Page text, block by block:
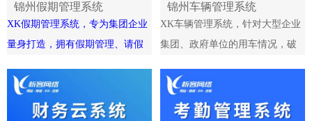
协作能力。
安全的数据存储：企业网盘系统
段，保证数据的安全性和可靠
性，减少数据丢失和泄露的风
险。
锦州假期管理系统
XK假期管理系统，专为集团企业
量身打造，拥有假期管理、请假
你实现全方面网上操作，提高了
管理人员的工作效率。
锦州车辆管理系统
XK车辆管理系统，针对大型企业
集团、政府单位的用车情况，破
题，一站完成记录、审批、用
车、还车全套流程，提升用车管